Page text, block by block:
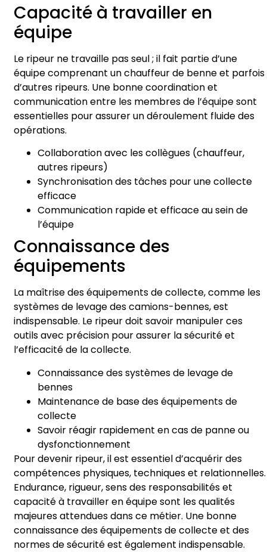
Capacité à travailler en
équipe
Le ripeur ne travaille pas seul ; il fait partie d’une
équipe comprenant un chauffeur de benne et parfois
d’autres ripeurs. Une bonne coordination et
communication entre les membres de l’équipe sont
essentielles pour assurer un déroulement fluide des
opérations.
Collaboration avec les collègues (chauffeur,
autres ripeurs)
Synchronisation des tâches pour une collecte
efficace
Communication rapide et efficace au sein de
l’équipe
Connaissance des
équipements
La maîtrise des équipements de collecte, comme les
systèmes de levage des camions-bennes, est
indispensable. Le ripeur doit savoir manipuler ces
outils avec précision pour assurer la sécurité et
l’efficacité de la collecte.
Connaissance des systèmes de levage de
bennes
Maintenance de base des équipements de
collecte
Savoir réagir rapidement en cas de panne ou
dysfonctionnement
Pour devenir ripeur, il est essentiel d’acquérir des
compétences physiques, techniques et relationnelles.
Endurance, rigueur, sens des responsabilités et
capacité à travailler en équipe sont les qualités
majeures attendues dans ce métier. Une bonne
connaissance des équipements de collecte et des
normes de sécurité est également indispensable.